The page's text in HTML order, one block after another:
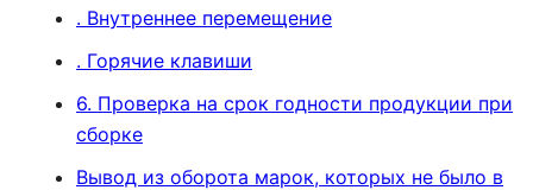
. Внутреннее перемещение
. Горячие клавиши
6. Проверка на срок годности продукции при
сборке
Вывод из оборота марок, которых не было в